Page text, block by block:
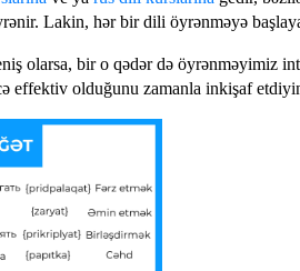
Lakin, hər bir dili öyrənməyə
olarsa, bir o qədər də öyrənməyimiz
effektiv olduğunu zamanla inkişaf